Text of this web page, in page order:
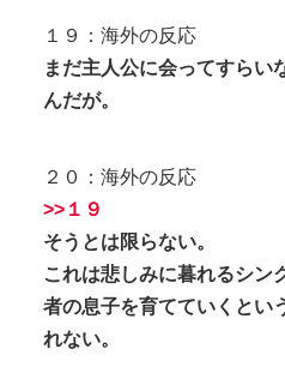
１９：海外の反応
まだ主人公に会ってすらい
んだが。
２０：海外の反応
>>１９
そうとは限らない。
これは悲しみに暮れるシン
者の息子を育てていくとい
れない。